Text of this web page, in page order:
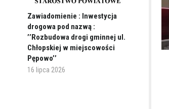
Zawiadomienie : Inwestycja
drogowa pod nazwą :
’’Rozbudowa drogi gminnej ul.
Chłopskiej w miejscowości
Pępowo’’
16 lipca 2026